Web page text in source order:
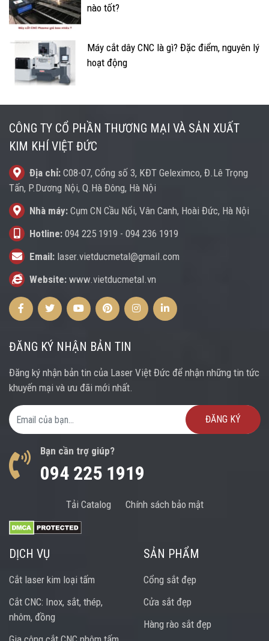
nào tốt?
Máy cắt dây CNC là gì? Đặc điểm, nguyên lý
hoạt động
CÔNG TY CỔ PHẦN THƯƠNG MẠI VÀ SẢN XUẤT
KIM KHÍ VIỆT ĐỨC
Địa chỉ: C08-07, Cổng số 3, KĐT Geleximco, Đ.Lê Trọng
Tấn, P.Dương Nội, Q.Hà Đông, Hà Nội
Nhà máy: Cụm CN Cầu Nổi, Vân Canh, Hoài Đức, Hà Nội
Hotline: 094 225 1919 - 094 236 1919
Email: laser.vietducmetal@gmail.com
Website: www.vietducmetal.vn
FacebookTwitterYoutubePinterestInstagramInstagram
ĐĂNG KÝ NHẬN BẢN TIN
Đăng ký nhận bản tin của Laser Việt Đức để nhận những tin tức
khuyến mại và ưu đãi mới nhất.
Email Address
Bạn cần trợ giúp?
094 225 1919
Tải Catalog Chính sách bảo mật
DỊCH VỤ
Cắt laser kim loại tấm
Cắt CNC: Inox, sắt, thép,
nhôm, đồng
SẢN PHẨM
Cổng sắt đẹp
Cửa sắt đẹp
Hàng rào sắt đẹp